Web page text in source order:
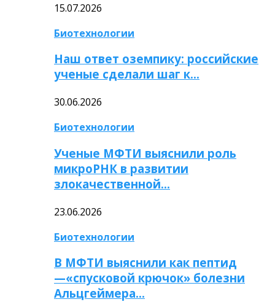
15.07.2026
Биотехнологии
Наш ответ оземпику: российские
ученые сделали шаг к…
30.06.2026
Биотехнологии
Ученые МФТИ выяснили роль
микроРНК в развитии
злокачественной…
23.06.2026
Биотехнологии
В МФТИ выяснили как пептид
—«спусковой крючок» болезни
Альцгеймера…